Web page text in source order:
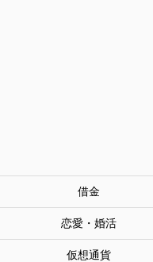
借金
恋愛・婚活
仮想通貨